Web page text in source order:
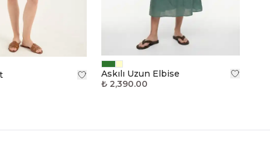
Askılı Uzun Elbise
₺ 2,390.00